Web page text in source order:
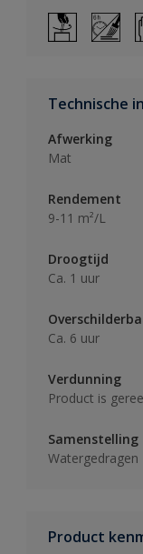
Technische
Afwerking
Mat
Rendement
9-11 m²/L
Droogtijd
Ca. 1 uur
Ca. 6 uur
Verdunning
Product is
Samenstelling
Watergedragen
Product